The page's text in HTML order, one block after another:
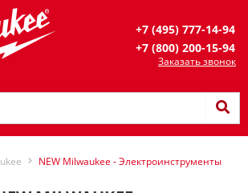
+7 (495) 777-14-94
+7 (800) 200-15-94
Заказать звонок
NEW Milwaukee - Электроинструменты